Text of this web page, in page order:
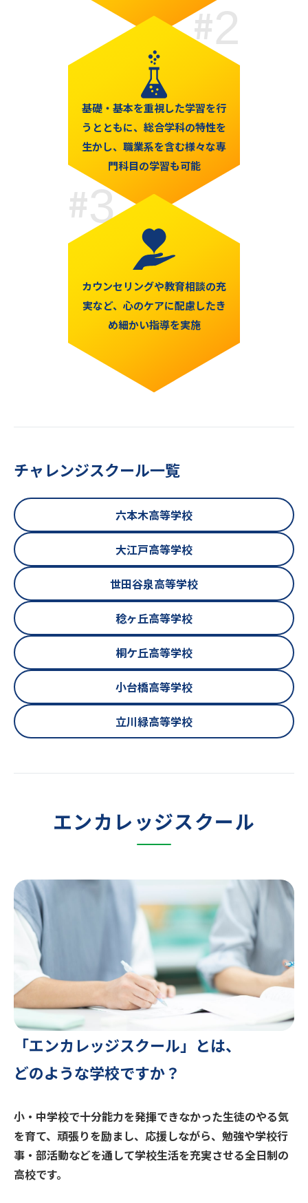
2
基礎・基本を重視した学習を行
うとともに、総合学科の特性を
生かし、職業系を含む様々な専
門科目の学習も可能
3
カウンセリングや教育相談の充
実など、心のケアに配慮したき
め細かい指導を実施
チャレンジスクール一覧
六本木高等学校
大江戸高等学校
世田谷泉高等学校
稔ヶ丘高等学校
桐ケ丘高等学校
小台橋高等学校
立川緑高等学校
エンカレッジスクール
「エンカレッジスクール」とは、
どのような学校ですか？
小・中学校で十分能力を発揮できなかった生徒のやる気
を育て、頑張りを励まし、応援しながら、勉強や学校行
事・部活動などを通して学校生活を充実させる全日制の
高校です。